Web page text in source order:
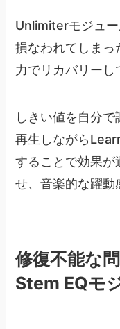
Unlimiterモジュ
損なわれてしま
力でリカバリーし
しきい値を自分
再生しながら
することで効果が
せ、音楽的な躍動
修復不能な
Stem EQモ